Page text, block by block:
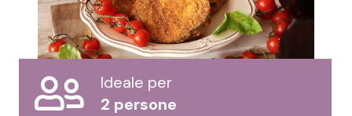
Ideale per
2 persone